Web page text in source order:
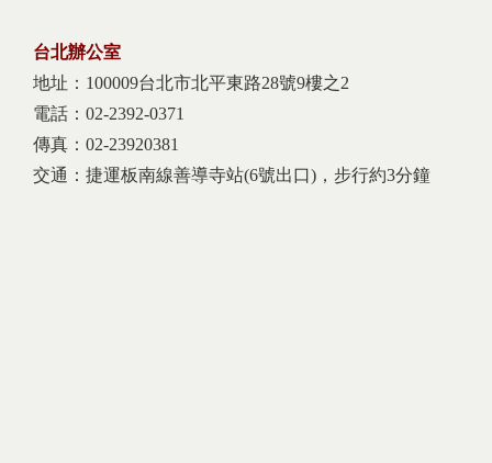
台北辦公室
地址：100009台北市北平東路28號9樓之2
電話：02-2392-0371
傳真：02-23920381
交通：捷運板南線善導寺站(6號出口)，步行約3分鐘